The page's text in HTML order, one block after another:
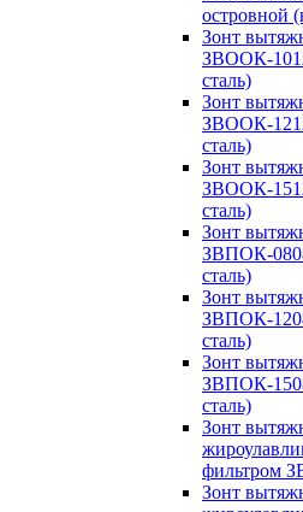
островной
Зонт
ЗВООК-
сталь)
Зонт
ЗВООК-
сталь)
Зонт
ЗВООК-
сталь)
Зонт
ЗВПОК-
сталь)
Зонт
ЗВПОК-
сталь)
Зонт
ЗВПОК-
сталь)
Зонт
фильтром
Зонт